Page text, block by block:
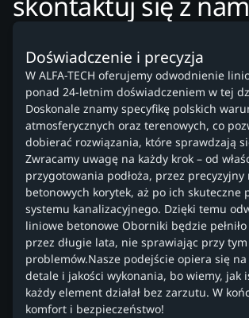
Doświadczenie i precyzja
W ALFA-TECH oferujemy odwodnienie
ponad 24-letnim doświadczeniem w tej
Doskonale znamy specyfikę polskich
atmosferycznych oraz terenowych, co
dobierać rozwiązania, które sprawdzają
Zwracamy uwagę na każdy krok – od
przygotowania podłoża, przez precyzyjny
betonowych korytek, aż po ich skuteczne
systemu kanalizacyjnego. Dzięki temu
liniowe betonowe Oborniki będzie
przez długie lata, nie sprawiając przy
problemów.Nasze podejście opiera się na
detale i jakości wykonania, bo wiemy, jak
każdy element działał bez zarzutu. W
komfort i bezpieczeństwo!